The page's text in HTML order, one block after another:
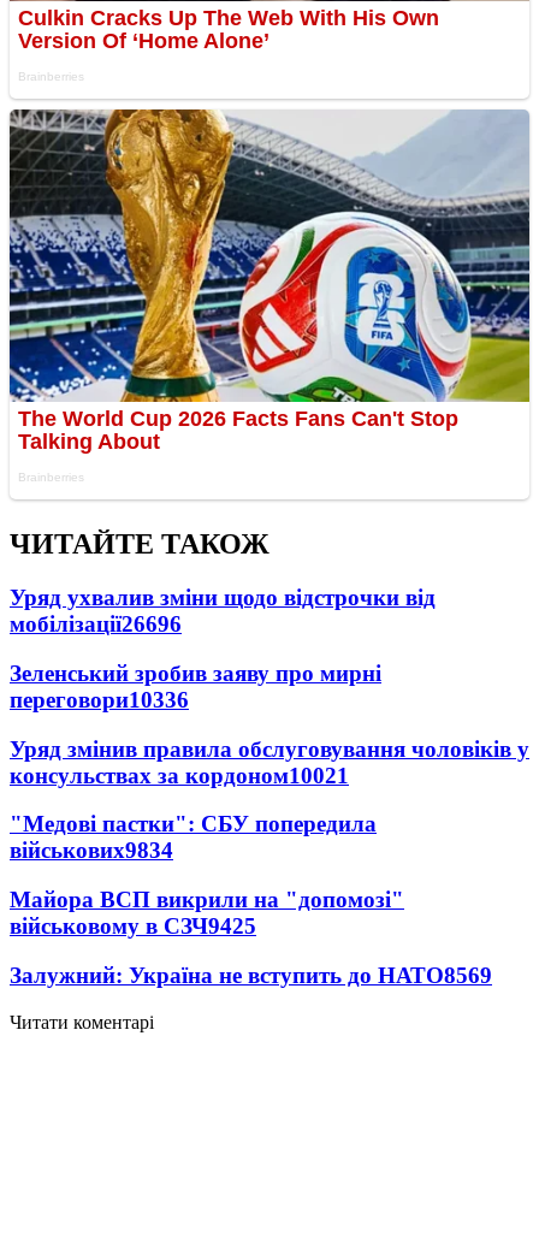
ЧИТАЙТЕ ТАКОЖ
Уряд ухвалив зміни щодо відстрочки від
мобілізації26696
Зеленський зробив заяву про мирні
переговори10336
Уряд змінив правила обслуговування чоловіків у
консульствах за кордоном10021
"Медові пастки": СБУ попередила
військових9834
Майора ВСП викрили на "допомозі"
військовому в СЗЧ9425
Залужний: Україна не вступить до НАТО8569
Читати коментарі